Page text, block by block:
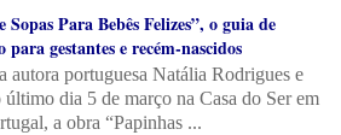
Sopas Para Bebês Felizes”, o guia de
para gestantes e recém-nascidos
autora portuguesa Natália Rodrigues e
último dia 5 de março na Casa do Ser em
a obra “Papinhas ...